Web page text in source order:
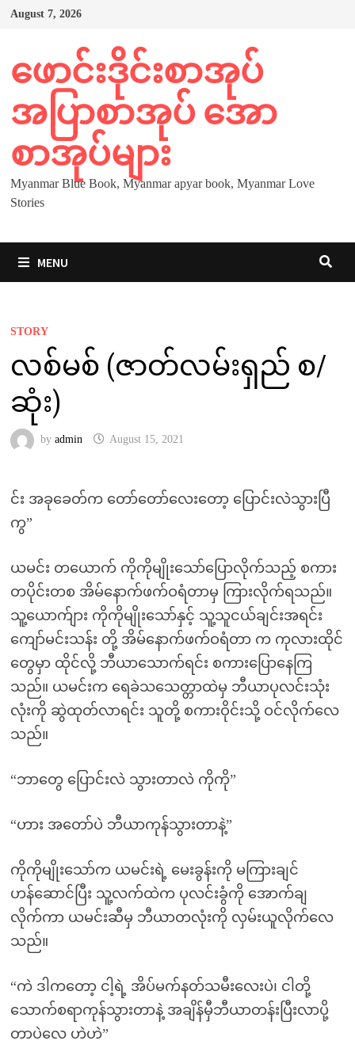
Skip
August 7, 2026
ဖောင်းဒိုင်းစာအုပ်
အပြာစာအုပ် အော
စာအုပ်များ
Myanmar Blue Book, Myanmar apyar book, Myanmar Love
Stories
MENU
STORY
လစ်မစ် (ဇာတ်လမ်းရှည် စ/
ဆုံး)
by admin August 15, 2021
င်း အခုခေတ်က တော်တော်လေးတော့ ပြောင်းလဲသွားပြီ
ကွ”
ယမင်း တယောက် ကိုကိုမျိုးသော်ပြောလိုက်သည့် စကား
တပိုင်းတစ အိမ်နောက်ဖက်ဝရံတာမှ ကြားလိုက်ရသည်။
သူ့ယောက်ျား ကိုကိုမျိုးသော်နှင့် သူ့သူငယ်ချင်းအရင်း
ကျော်မင်းသန်း တို့ အိမ်နောက်ဖက်ဝရံတာ က ကုလားထိုင်
တွေမှာ ထိုင်လို့ ဘီယာသောက်ရင်း စကားပြောနေကြ
သည်။ ယမင်းက ရေခဲသသေတ္တာထဲမှ ဘီယာပုလင်းသုံး
လုံးကို ဆွဲထုတ်လာရင်း သူတို့ စကားဝိုင်းသို့ ဝင်လိုက်လေ
သည်။
“ဘာတွေ ပြောင်းလဲ သွားတာလဲ ကိုကို”
“ဟား အတော်ပဲ ဘီယာကုန်သွားတာနဲ့”
ကိုကိုမျိုးသော်က ယမင်းရဲ့ မေးခွန်းကို မကြားချင်
ဟန်ဆောင်ပြီး သူ့လက်ထဲက ပုလင်းခွံကို အောက်ချ
လိုက်ကာ ယမင်းဆီမှ ဘီယာတလုံးကို လှမ်းယူလိုက်လေ
သည်။
“ကဲ ဒါကတော့ ငါ့ရဲ့ အိပ်မက်နတ်သမီးလေးပဲ၊ ငါတို့
သောက်စရာကုန်သွားတာနဲ့ အချိန်မှီဘီယာတန်းပြီးလာပို့
တာပဲလေ ဟဲဟဲ”